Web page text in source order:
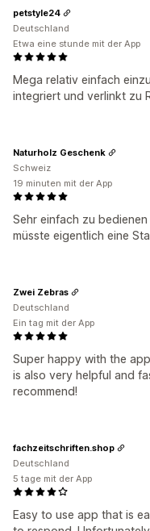
Mega relativ einfach
integriert und verlinkt zu
petstyle24
Deutschland
Etwa eine stunde mit der App
Sehr einfach zu
müsste eigentlich eine
Naturholz Geschenk
Schweiz
19 minuten mit der App
Super happy with the
is also very helpful and
recommend!
Zwei Zebras
Deutschland
Ein tag mit der App
Easy to use app that is
fachzeitschriften.shop
Deutschland
5 tage mit der App